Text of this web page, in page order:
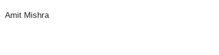
Amit Mishra